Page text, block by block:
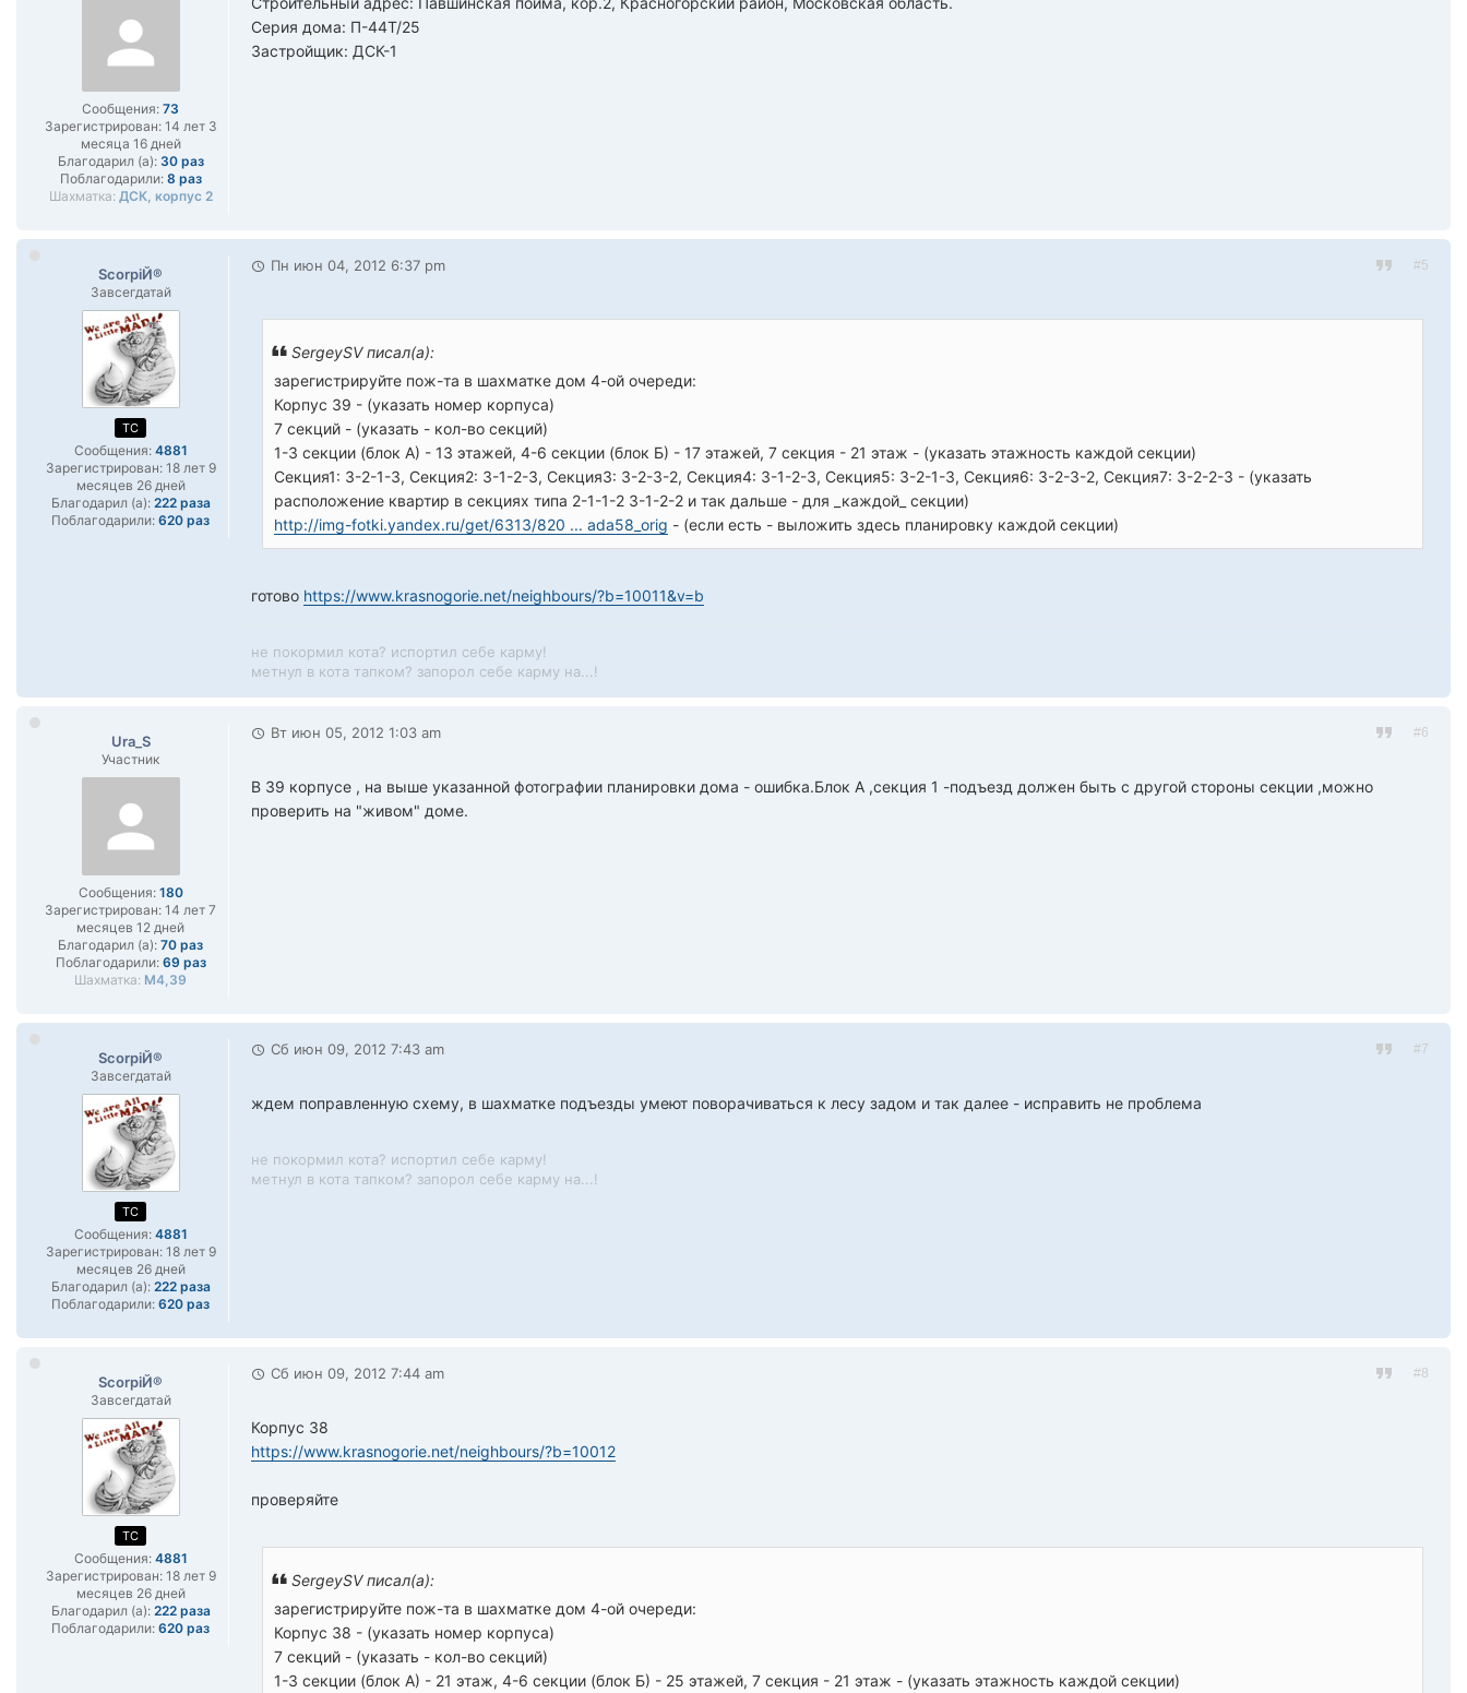
Сообщения: 73
Зарегистрирован: 14 лет 3
месяца 16 дней
Благодарил (а): 30 раз
Поблагодарили: 8 раз
Шахматка: ДСК, корпус 2
Серия дома: П-44Т/25
Застройщик: ДСК-1
ScorpiЙ®
Завсегдатай
TC
Сообщения: 4881
Зарегистрирован: 18 лет 9
месяцев 26 дней
Благодарил (а): 222 раза
Поблагодарили: 620 раз
#5
Пн июн 04, 2012 6:37 pm
SergeySV писал(а):
зарегистрируйте пож-та в шахматке дом 4-ой очереди:
Корпус 39 - (указать номер корпуса)
7 секций - (указать - кол-во секций)
1-3 секции (блок А) - 13 этажей, 4-6 секции (блок Б) - 17 этажей, 7 секция - 21 этаж - (указать этажность каждой секции)
Секция1: 3-2-1-3, Секция2: 3-1-2-3, Секция3: 3-2-3-2, Секция4: 3-1-2-3, Секция5: 3-2-1-3, Секция6: 3-2-3-2, Секция7: 3-2-2-3 - (указать
расположение квартир в секциях типа 2-1-1-2 3-1-2-2 и так дальше - для _каждой_ секции)
http://img-fotki.yandex.ru/get/6313/820 ... ada58_orig - (если есть - выложить здесь планировку каждой секции)
готово https://www.krasnogorie.net/neighbours/?b=10011&v=b
не покормил кота? испортил себе карму!
метнул в кота тапком? запорол себе карму на...!
Ura_S
Участник
Сообщения: 180
Зарегистрирован: 14 лет 7
месяцев 12 дней
Благодарил (а): 70 раз
Поблагодарили: 69 раз
Шахматка: М4,39
#6
Вт июн 05, 2012 1:03 am
В 39 корпусе , на выше указанной фотографии планировки дома - ошибка.Блок А ,секция 1 -подъезд должен быть с другой стороны секции ,можно
проверить на "живом" доме.
ScorpiЙ®
Завсегдатай
TC
Сообщения: 4881
Зарегистрирован: 18 лет 9
месяцев 26 дней
Благодарил (а): 222 раза
Поблагодарили: 620 раз
#7
Сб июн 09, 2012 7:43 am
ждем поправленную схему, в шахматке подъезды умеют поворачиваться к лесу задом и так далее - исправить не проблема
не покормил кота? испортил себе карму!
метнул в кота тапком? запорол себе карму на...!
ScorpiЙ®
Завсегдатай
TC
Сообщения: 4881
Зарегистрирован: 18 лет 9
месяцев 26 дней
Благодарил (а): 222 раза
Поблагодарили: 620 раз
#8
Сб июн 09, 2012 7:44 am
Корпус 38
https://www.krasnogorie.net/neighbours/?b=10012
проверяйте
SergeySV писал(а):
зарегистрируйте пож-та в шахматке дом 4-ой очереди:
Корпус 38 - (указать номер корпуса)
7 секций - (указать - кол-во секций)
1-3 секции (блок А) - 21 этаж, 4-6 секции (блок Б) - 25 этажей, 7 секция - 21 этаж - (указать этажность каждой секции)